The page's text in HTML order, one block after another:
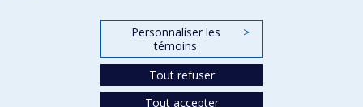
Personnaliser les
témoins
>
Tout refuser
Tout accepter